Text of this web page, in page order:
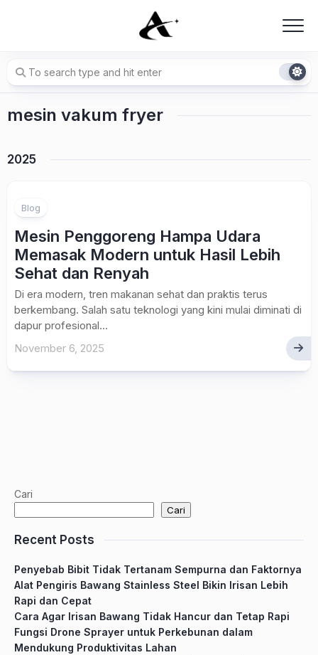
mesin vakum fryer
2025
Blog
Mesin Penggoreng Hampa Udara
Memasak Modern untuk Hasil Lebih
Sehat dan Renyah
Di era modern, tren makanan sehat dan praktis terus
berkembang. Salah satu teknologi yang kini mulai diminati di
dapur profesional...
November 6, 2025
Cari
Cari
Recent Posts
Penyebab Bibit Tidak Tertanam Sempurna dan Faktornya
Alat Pengiris Bawang Stainless Steel Bikin Irisan Lebih
Rapi dan Cepat
Cara Agar Irisan Bawang Tidak Hancur dan Tetap Rapi
Fungsi Drone Sprayer untuk Perkebunan dalam
Mendukung Produktivitas Lahan